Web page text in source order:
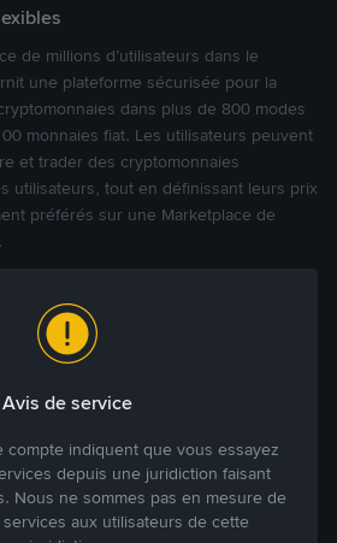
de millions d’utilisateurs dans le
une plateforme sécurisée pour la
dans plus de 800 modes
monnaies fiat. Les utilisateurs peuvent
et trader des cryptomonnaies
utilisateurs, tout en définissant leurs prix
préférés sur une Marketplace de
pour vous
libres d’acheter et de vendre à votre
pour fixer vos propres prix.
Voir plus
de paiement
Avis de service
compte indiquent que vous essayez
depuis une juridiction faisant
Nous ne sommes pas en mesure de
aux utilisateurs de cette